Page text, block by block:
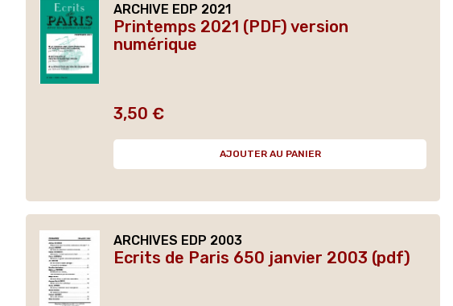
ARCHIVE EDP 2021
Printemps 2021 (PDF) version
numérique
Prix
3,50 €
AJOUTER AU PANIER
ARCHIVES EDP 2003
Ecrits de Paris 650 janvier 2003 (pdf)